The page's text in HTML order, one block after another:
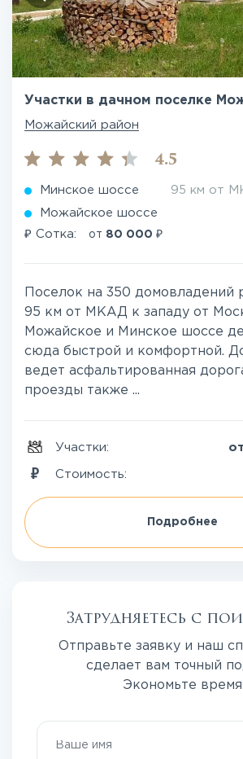
Участки в дачном поселке
Можайский район
4.5
Минское шоссе 95 км от
Можайское шоссе
₽ Сотка: от 80 000 ₽
Поселок на 350 домовладений
95 км от МКАД к западу от
Можайское и Минское шоссе
сюда быстрой и комфортной.
ведет асфальтированная
проезды также ...
Участки:
Стоимость:
Подробнее
Затрудняетесь с
Отправьте заявку и наш
сделает вам точный
Экономьте время